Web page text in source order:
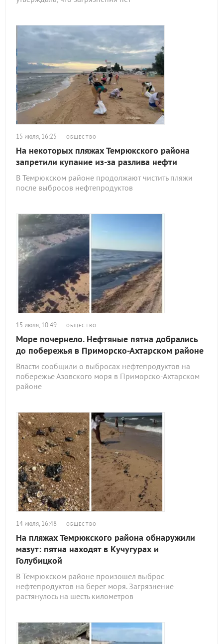
15 июля, 16:25 ОБЩЕСТВО
На некоторых пляжах Темрюкского района
запретили купание из-за разлива нефти
В Темрюкском районе продолжают чистить пляжи
после выбросов нефтепродуктов
15 июля, 10:49 ОБЩЕСТВО
Море почернело. Нефтяные пятна добрались
до побережья в Приморско-Ахтарском районе
Власти сообщили о выбросах нефтепродуктов на
побережье Азовского моря в Приморско-Ахтарском
районе
14 июля, 16:48 ОБЩЕСТВО
На пляжах Темрюкского района обнаружили
мазут: пятна находят в Кучугурах и
Голубицкой
В Темрюкском районе произошел выброс
нефтепродуктов на берег моря. Загрязнение
растянулось на шесть километров